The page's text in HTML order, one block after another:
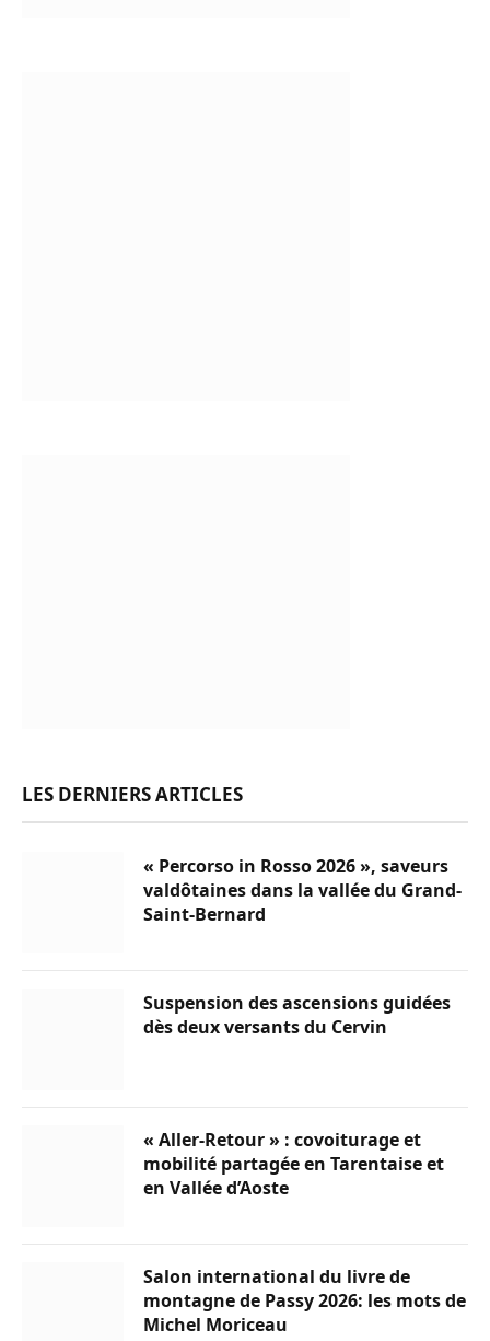
LES DERNIERS ARTICLES
« Percorso in Rosso 2026 », saveurs
valdôtaines dans la vallée du Grand-
Saint-Bernard
Suspension des ascensions guidées
dès deux versants du Cervin
« Aller-Retour » : covoiturage et
mobilité partagée en Tarentaise et
en Vallée d’Aoste
Salon international du livre de
montagne de Passy 2026: les mots de
Michel Moriceau